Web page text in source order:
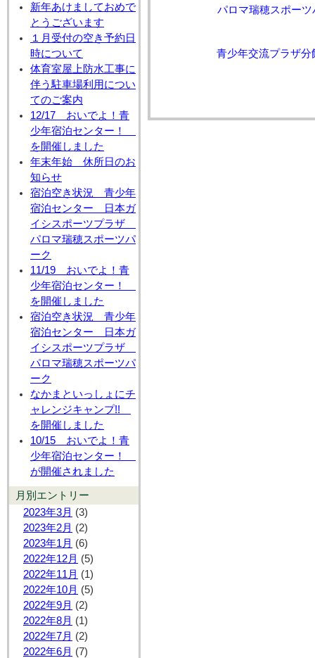
新年あけましておめで
とうございます
１月受付の空き予約日
時について
体育室屋上防水工事に
伴う駐車場利用につい
てのご案内
12/17 おいでよ！青
少年宿泊センター！
を開催しました
年末年始 休所日のお
知らせ
宿泊空き状況 青少年
宿泊センター 日本ガ
イシスポーツプラザ
パロマ瑞穂スポーツパ
ーク
11/19 おいでよ！青
少年宿泊センター！
を開催しました
宿泊空き状況 青少年
宿泊センター 日本ガ
イシスポーツプラザ
パロマ瑞穂スポーツパ
ーク
なかまといっしょにチ
ャレンジキャンプ!!
を開催しました
10/15 おいでよ！青
少年宿泊センター！
が開催されました
月別エントリー
2023年3月 (3)
2023年2月 (2)
2023年1月 (6)
2022年12月 (5)
2022年11月 (1)
2022年10月 (5)
2022年9月 (2)
2022年8月 (1)
2022年7月 (2)
2022年6月 (7)
パロマ瑞穂スポーツ
青少年交流プラザ